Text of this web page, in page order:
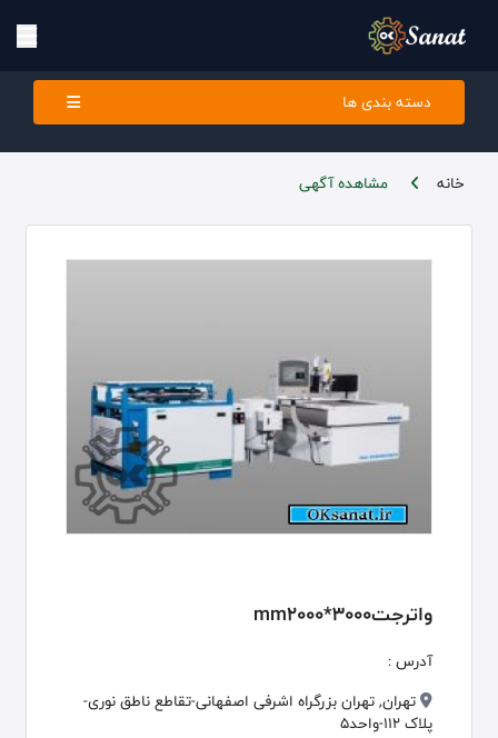
دسته بندی ها
خانه مشاهده آگهی
واترجت3000*mm2000
آدرس :
تهران, تهران بزرگراه اشرفی اصفهانی-تقاطع ناطق نوری-
پلاک 112-واحد5